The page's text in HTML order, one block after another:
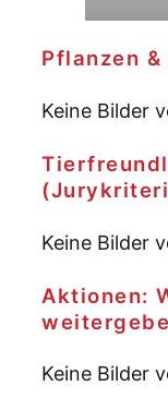
Pflanzen
Keine Bilder
Keine Bilder
Aktionen:
Keine Bilder